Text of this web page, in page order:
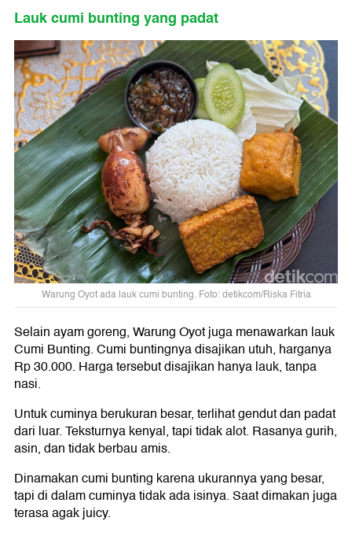
Lauk cumi bunting yang padat
Warung Oyot ada lauk cumi bunting. Foto: detikcom/Riska Fitria
Selain ayam goreng, Warung Oyot juga menawarkan lauk
Cumi Bunting. Cumi buntingnya disajikan utuh, harganya
Rp 30.000. Harga tersebut disajikan hanya lauk, tanpa
nasi.
Untuk cuminya berukuran besar, terlihat gendut dan padat
dari luar. Teksturnya kenyal, tapi tidak alot. Rasanya gurih,
asin, dan tidak berbau amis.
Dinamakan cumi bunting karena ukurannya yang besar,
tapi di dalam cuminya tidak ada isinya. Saat dimakan juga
terasa agak juicy.